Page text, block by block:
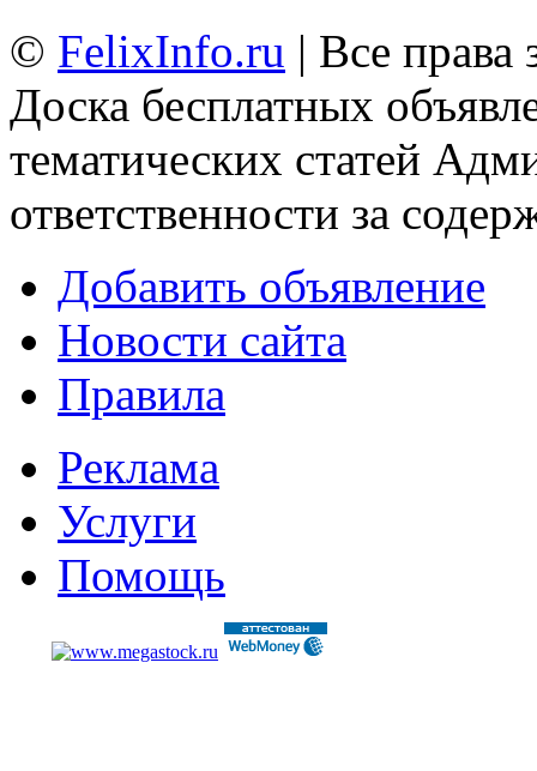
© FelixInfo.ru | Все
Доска бесплатных
тематических статей
ответственности за
Добавить объявление
Новости сайта
Правила
Реклама
Услуги
Помощь